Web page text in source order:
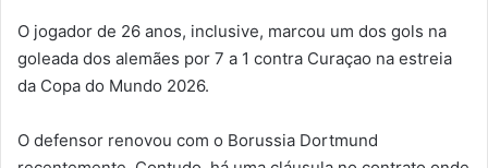
O jogador de 26 anos, inclusive, marcou um dos gols na
goleada dos alemães por 7 a 1 contra Curaçao na estreia
da Copa do Mundo 2026.
O defensor renovou com o Borussia Dortmund